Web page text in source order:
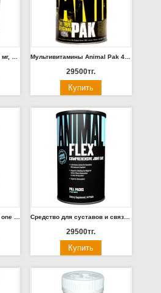
Мультивитамины Animal Pak 44 пакетика.
29500тг.
Средство для суставов и связок Animal Flex 44п.
29500тг.